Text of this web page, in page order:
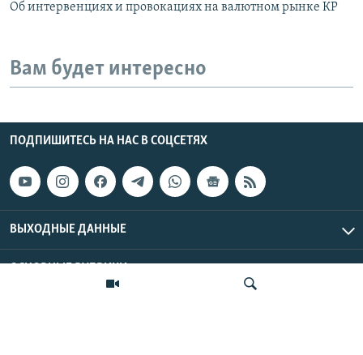
Об интервенциях и провокациях на валютном рынке КР
Вам будет интересно
ПОДПИШИТЕСЬ НА НАС В СОЦСЕТЯХ
ВЫХОДНЫЕ ДАННЫЕ